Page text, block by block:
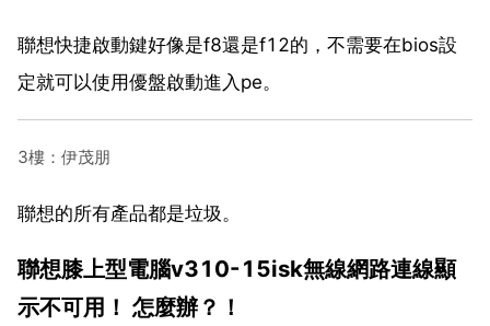
聯想快捷啟動鍵好像是f8還是f12的，不需要在bios設
定就可以使用優盤啟動進入pe。
3樓：伊茂朋
聯想的所有產品都是垃圾。
聯想膝上型電腦v310-15isk無線網路連線顯
示不可用！ 怎麼辦？！